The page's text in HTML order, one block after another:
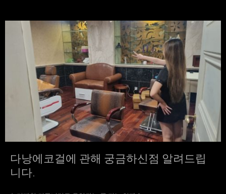
다낭에코걸에 관해 궁금하신점 알려드립
니다.